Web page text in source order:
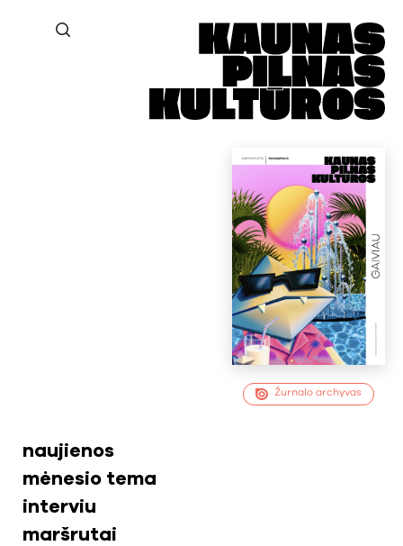
Žurnalo archyvas
naujienos
mėnesio tema
interviu
maršrutai